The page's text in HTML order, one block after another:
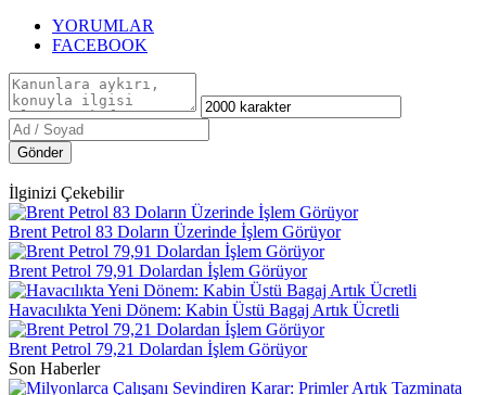
YORUMLAR
FACEBOOK
Gönder
İlginizi Çekebilir
Brent Petrol 83 Doların Üzerinde İşlem Görüyor
Brent Petrol 79,91 Dolardan İşlem Görüyor
Havacılıkta Yeni Dönem: Kabin Üstü Bagaj Artık Ücretli
Brent Petrol 79,21 Dolardan İşlem Görüyor
Son Haberler